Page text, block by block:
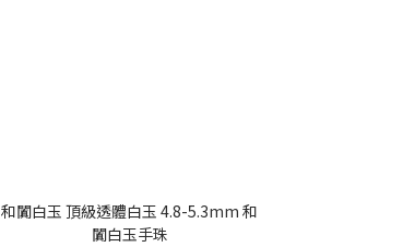
和闐白玉 頂級透體白玉 4.8-5.3mm 和
闐白玉手珠